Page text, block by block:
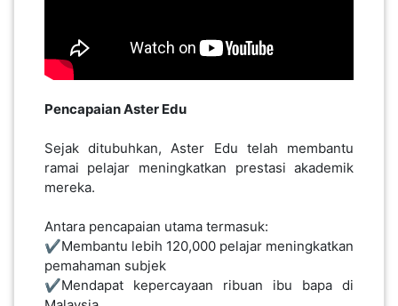
Pencapaian Aster Edu
Sejak ditubuhkan, Aster Edu telah membantu
ramai pelajar meningkatkan prestasi akademik
mereka.
Antara pencapaian utama termasuk:
✔️Membantu lebih 120,000 pelajar meningkatkan
pemahaman subjek
✔️Mendapat kepercayaan ribuan ibu bapa di